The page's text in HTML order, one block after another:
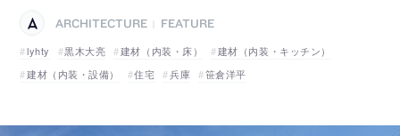
ARCHITECTURE
FEATURE
lyhty
黒木大亮 建材（内装・床）
建材（内装・キッチン）
建材（内装・設備）
住宅 兵庫 笹倉洋平